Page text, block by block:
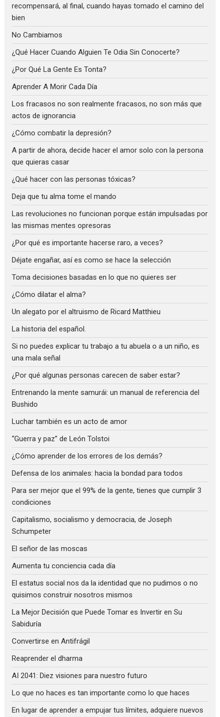
recompensará, al final, cuando hayas tomado el camino del
bien
No Cambiamos
¿Qué Hacer Cuando Alguien Te Odia Sin Conocerte?
¿Por Qué La Gente Es Tonta?
Aprender A Morir Cada Día
Los fracasos no son realmente fracasos, no son más que
actos de ignorancia
¿Cómo combatir la depresión?
A partir de ahora, decide hacer el amor solo con la persona
que quieras casar
¿Qué hacer con las personas tóxicas?
Deja que tu alma tome el mando
Las revoluciones no funcionan porque están impulsadas por
las mismas mentes opresoras
¿Por qué es importante hacerse raro, a veces?
Déjate engañar, así es como se hace la selección
Toma decisiones basadas en lo que no quieres ser
¿Cómo dilatar el alma?
Un alegato por el altruismo de Ricard Matthieu
La historia del español.
Si no puedes explicar tu trabajo a tu abuela o a un niño, es
una mala señal
¿Por qué algunas personas carecen de saber estar?
Entrenando la mente samurái: un manual de referencia del
Bushido
Luchar también es un acto de amor
“Guerra y paz” de León Tolstoi
¿Cómo aprender de los errores de los demás?
Defensa de los animales: hacia la bondad para todos
Para ser mejor que el 99% de la gente, tienes que cumplir 3
condiciones
Capitalismo, socialismo y democracia, de Joseph
Schumpeter
El señor de las moscas
Aumenta tu conciencia cada día
El estatus social nos da la identidad que no pudimos o no
quisimos construir nosotros mismos
La Mejor Decisión que Puede Tomar es Invertir en Su
Sabiduría
Convertirse en Antifrágil
Reaprender el dharma
AI 2041: Diez visiones para nuestro futuro
Lo que no haces es tan importante como lo que haces
En lugar de aprender a empujar tus límites, adquiere nuevos